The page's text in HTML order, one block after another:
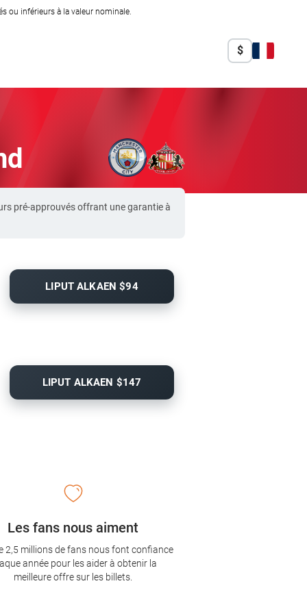
ou inférieurs à la valeur nominale.
$
pré-approuvés offrant une garantie à
LIPUT ALKAEN $94
LIPUT ALKAEN $147
Les fans nous aiment
2,5 millions de fans nous font confiance
année pour les aider à obtenir la
meilleure offre sur les billets.